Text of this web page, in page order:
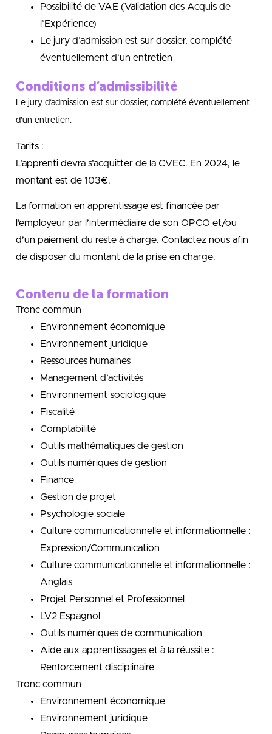
Possibilité de VAE (Validation des Acquis de
l’Expérience)
Le jury d’admission est sur dossier, complété
éventuellement d’un entretien
Conditions d’admissibilité
Le jury d’admission est sur dossier, complété éventuellement
d’un entretien.
Tarifs :
L’apprenti devra s’acquitter de la CVEC. En 2024, le
montant est de 103€.
La formation en apprentissage est financée par
l’employeur par l’intermédiaire de son OPCO et/ou
d’un paiement du reste à charge. Contactez nous afin
de disposer du montant de la prise en charge.
Contenu de la formation
Tronc commun
Environnement économique
Environnement juridique
Ressources humaines
Management d’activités
Environnement sociologique
Fiscalité
Comptabilité
Outils mathématiques de gestion
Outils numériques de gestion
Finance
Gestion de projet
Psychologie sociale
Culture communicationnelle et informationnelle :
Expression/Communication
Culture communicationnelle et informationnelle :
Anglais
Projet Personnel et Professionnel
LV2 Espagnol
Outils numériques de communication
Aide aux apprentissages et à la réussite :
Renforcement disciplinaire
Tronc commun
Environnement économique
Environnement juridique